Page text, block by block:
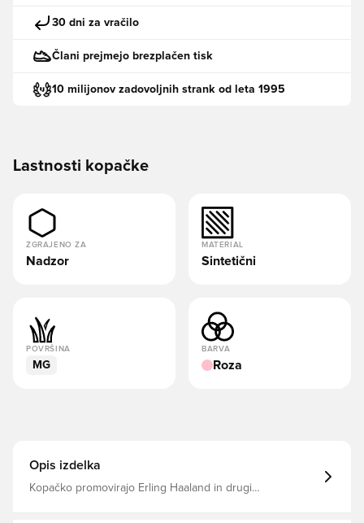
30 dni za vračilo
Člani prejmejo brezplačen tisk
10 milijonov zadovoljnih strank od leta 1995
Lastnosti kopačke
ZGRAJENO ZA
Nadzor
MATERIAL
Sintetični
POVRŠINA
MG
BARVA
Roza
Opis izdelka
Kopačko promovirajo Erling Haaland in drugi